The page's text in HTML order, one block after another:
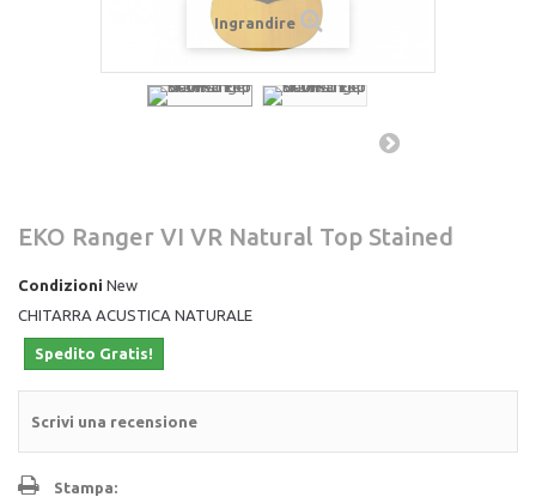
Ingrandire
EKO Ranger VI VR Natural Top Stained
Condizioni New
CHITARRA ACUSTICA NATURALE
Spedito Gratis!
Scrivi una recensione
Stampa: